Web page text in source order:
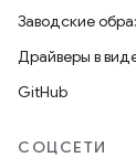
Заводские
Драйверы в
GitHub
СОЦСЕТИ